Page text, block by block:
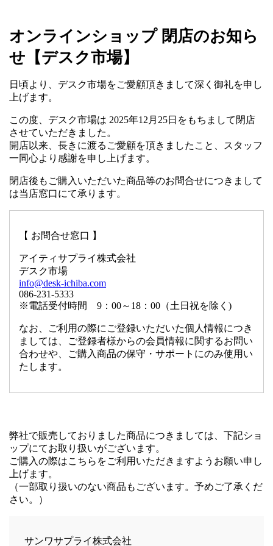
オンラインショップ 閉店のお知ら
せ【デスク市場】
日頃より、デスク市場をご愛顧頂きまして深く御礼を申し
上げます。
この度、デスク市場は 2025年12月25日をもちまして閉店
させていただきました。
開店以来、長きに渡るご愛顧を頂きましたこと、スタッフ
一同心より感謝を申し上げます。
閉店後もご購入いただいた商品等のお問合せにつきまして
は当店窓口にて承ります。
【 お問合せ窓口 】
アイティサプライ株式会社
デスク市場
info@desk-ichiba.com
086-231-5333
※電話受付時間 9：00～18：00（土日祝を除く)
なお、ご利用の際にご登録いただいた個人情報につき
ましては、ご登録者様からの会員情報に関するお問い
合わせや、ご購入商品の保守・サポートにのみ使用い
たします。
弊社で販売しておりました商品につきましては、下記ショ
ップにてお取り扱いがございます。
ご購入の際はこちらをご利用いただきますようお願い申し
上げます。
（一部取り扱いのない商品もございます。予めご了承くだ
さい。）
サンワサプライ株式会社